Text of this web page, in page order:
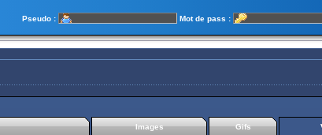
Pseudo : Mot de pass :
Images Gifs